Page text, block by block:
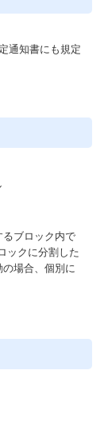
通知書にも規定
ブロック内で
ックに分割した
場合、個別に